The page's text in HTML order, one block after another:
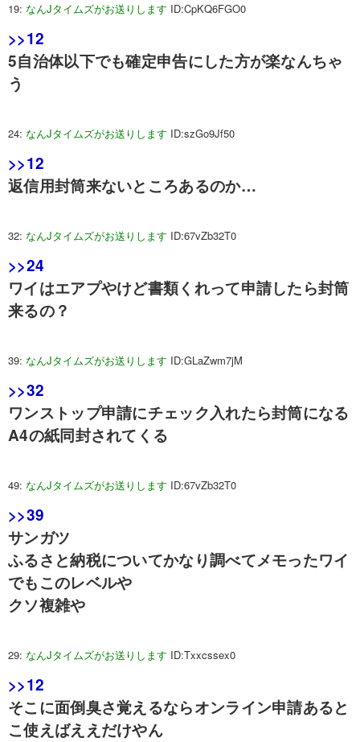
19: なんJタイムズがお送りします ID:CpKQ6FGO0
>>12
5自治体以下でも確定申告にした方が楽なんちゃ
う
24: なんJタイムズがお送りします ID:szGo9Jf50
>>12
返信用封筒来ないところあるのか…
32: なんJタイムズがお送りします ID:67vZb32T0
>>24
ワイはエアプやけど書類くれって申請したら封筒
来るの？
39: なんJタイムズがお送りします ID:GLaZwm7jM
>>32
ワンストップ申請にチェック入れたら封筒になる
A4の紙同封されてくる
49: なんJタイムズがお送りします ID:67vZb32T0
>>39
サンガツ
ふるさと納税についてかなり調べてメモったワイ
でもこのレベルや
クソ複雑や
29: なんJタイムズがお送りします ID:Txxcssex0
>>12
そこに面倒臭さ覚えるならオンライン申請あると
こ使えばええだけやん